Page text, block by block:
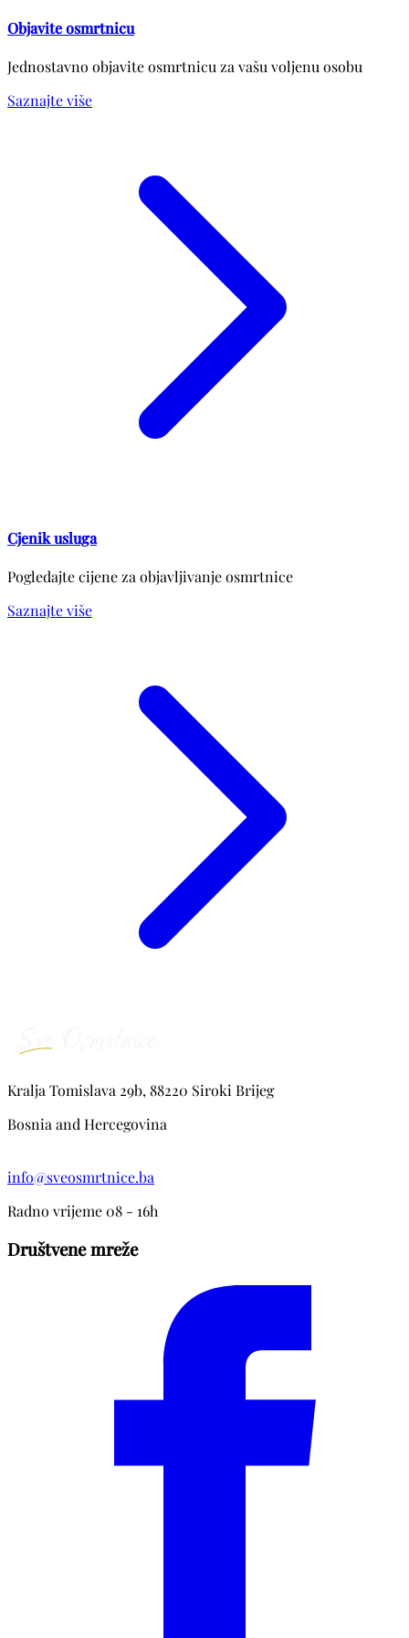
Objavite osmrtnicu
Jednostavno objavite osmrtnicu za vašu voljenu osobu
Saznajte više
Cjenik usluga
Pogledajte cijene za objavljivanje osmrtnice
Saznajte više
Kralja Tomislava 29b, 88220 Siroki Brijeg
Bosnia and Hercegovina
info@sveosmrtnice.ba
Radno vrijeme 08 - 16h
Društvene mreže